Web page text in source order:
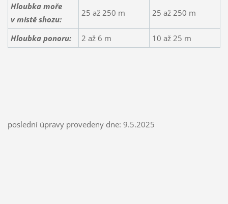
Hloubka moře
v místě shozu:
25 až 250 m 25 až 250 m
Hloubka ponoru: 2 až 6 m 10 až 25 m
poslední úpravy provedeny dne: 9.5.2025